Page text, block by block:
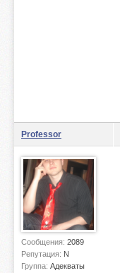
Professor
Сообщения: 2089
Репутация: N
Группа: Адекваты